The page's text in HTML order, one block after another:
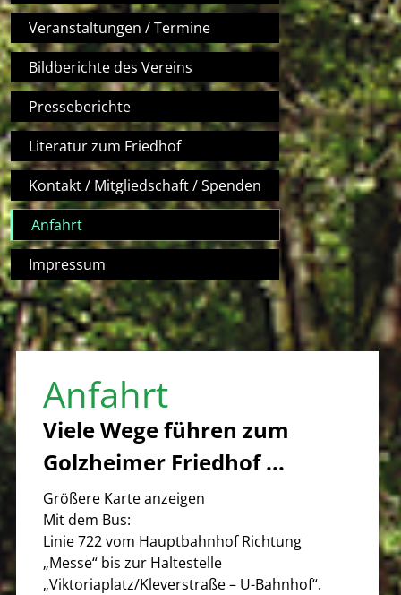
Veranstaltungen / Termine
Bildberichte des Vereins
Presseberichte
Literatur zum Friedhof
Kontakt / Mitgliedschaft / Spenden
Anfahrt
Impressum
Anfahrt
Viele Wege führen zum
Golzheimer Friedhof ...
Größere Karte anzeigen
Mit dem Bus:
Linie 722 vom Hauptbahnhof Richtung
„Messe“ bis zur Haltestelle
„Viktoriaplatz/Kleverstraße – U-Bahnhof“.